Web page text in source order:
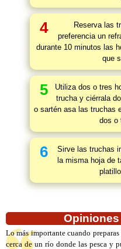
4
Reserva las
preferencia un
durante 10 minutos las
que
5
Utiliza dos o tres
trucha y ciérrala
o sartén asa las truchas
dos o
6
Sirve las truchas
la misma hoja de
Lo más importante cuando
cerca de un río donde las pesca y